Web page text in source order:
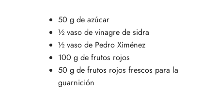
50 g de azúcar
½ vaso de vinagre de sidra
½ vaso de Pedro Ximénez
100 g de frutos rojos
50 g de frutos rojos frescos para la
guarnición